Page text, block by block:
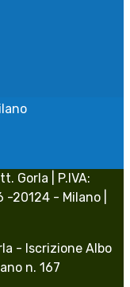
Gorla | P.IVA:
20124 - Milano |
- Iscrizione Albo
n. 167